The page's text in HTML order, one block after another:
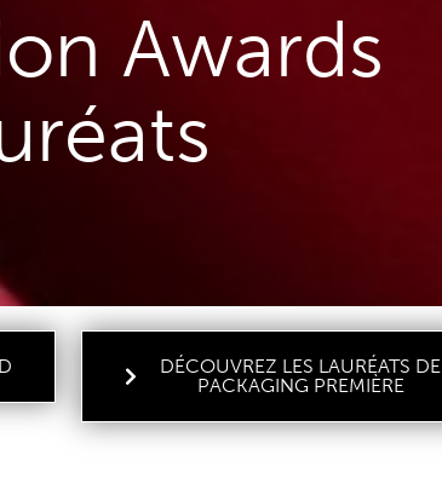
Awards
DÉCOUVREZ LES LAURÉATS DE
PACKAGING PREMIÈRE